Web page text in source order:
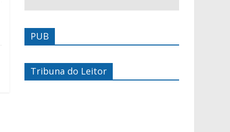
PUB
Tribuna do Leitor